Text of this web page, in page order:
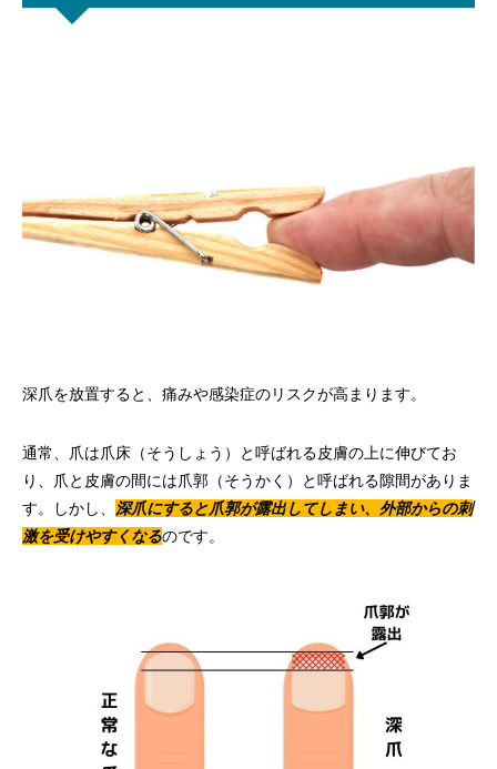
深爪を放置すると、痛みや感染症のリスクが高まります。
通常、爪は爪床（そうしょう）と呼ばれる皮膚の上に伸びてお
り、爪と皮膚の間には爪郭（そうかく）と呼ばれる隙間がありま
す。しかし、 深爪にすると爪郭が露出してしまい、外部からの刺
激を受けやすくなるのです。